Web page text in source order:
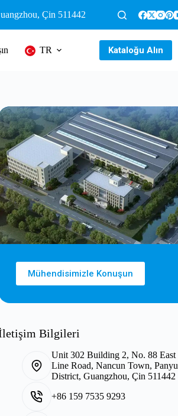
Çin 511442
TR Kataloğu Alın
Mühendisimizle Konuşun
Bilgileri
Unit 302 Building 2, No. 88 East
Line Road, Nancun Town, Panyu
District, Guangzhou, Çin 511442
+86 159 7535 9293